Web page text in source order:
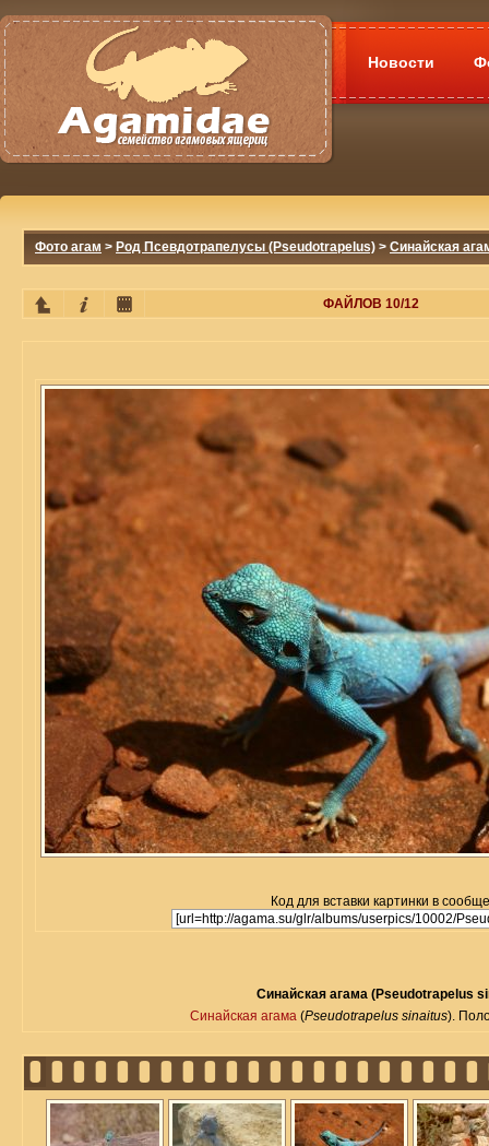
Новости
Фото агам > Род Псевдотрапелусы (Pseudotrapelus) > Синайская
ФАЙЛОВ 10/12
Код для вставки картинки в
Синайская агама (Pseudotrapelus
Синайская агама (Pseudotrapelus sinaitus).